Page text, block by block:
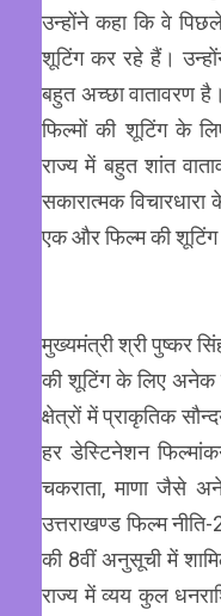
उन्होंने कहा कि वे
शूटिंग कर रहे हैं।
बहुत अच्छा वातावरण
फिल्मों की शूटिंग के
राज्य में बहुत शांत
सकारात्मक
एक और फिल्म की
मुख्यमंत्री श्री पुष्कर
की शूटिंग के लिए अनेक
क्षेत्रों में प्राकृतिक
हर डेस्टिनेशन
चकराता, माणा जैसे
उत्तराखण्ड फिल्म
की 8वीं अनुसूची में
राज्य में व्यय कुल